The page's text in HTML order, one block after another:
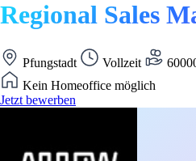
Regional Sales
Pfungstadt Vollzeit
Kein Homeoffice möglich
Jetzt bewerben